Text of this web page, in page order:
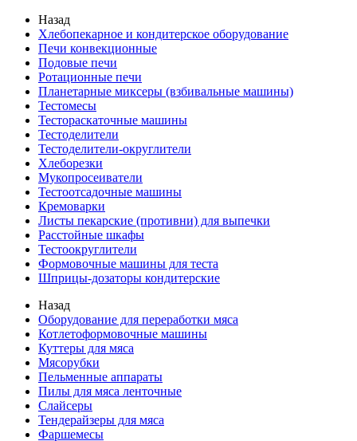
Назад
Хлебопекарное и кондитерское оборудование
Печи конвекционные
Подовые печи
Ротационные печи
Планетарные миксеры (взбивальные машины)
Тестомесы
Тестораскаточные машины
Тестоделители
Тестоделители-округлители
Хлеборезки
Мукопросеиватели
Тестоотсадочные машины
Кремоварки
Листы пекарские (противни) для выпечки
Расстойные шкафы
Тестоокруглители
Формовочные машины для теста
Шприцы-дозаторы кондитерские
Назад
Оборудование для переработки мяса
Котлетоформовочные машины
Куттеры для мяса
Мясорубки
Пельменные аппараты
Пилы для мяса ленточные
Слайсеры
Тендерайзеры для мяса
Фаршемесы